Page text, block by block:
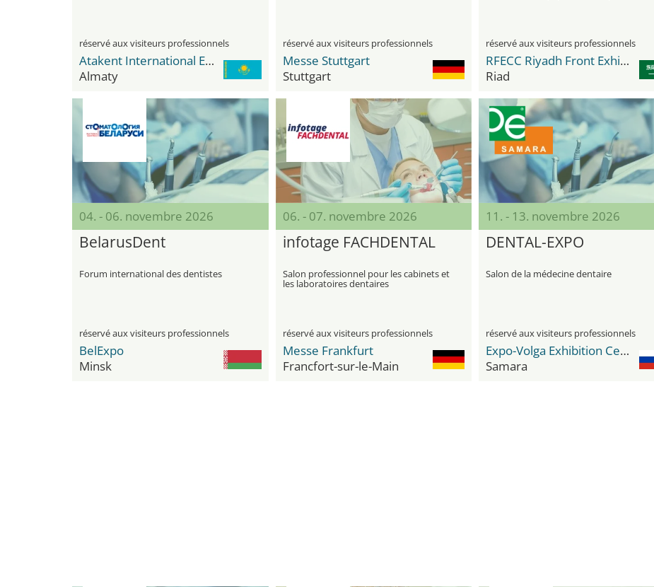
réservé aux visiteurs professionnels
Atakent International Exhibition Centre
Almaty
réservé aux visiteurs professionnels
Messe Stuttgart
Stuttgart
laboratoire et des diagnostics
réservé aux visiteurs professionnels
RFECC Riyadh Front Exhibition & Conference Center
Riad
04. - 06. novembre 2026
BelarusDent
Forum international des dentistes
réservé aux visiteurs professionnels
BelExpo
Minsk
06. - 07. novembre 2026
infotage FACHDENTAL
Salon professionnel pour les cabinets et
les laboratoires dentaires
réservé aux visiteurs professionnels
Messe Frankfurt
Francfort-sur-le-Main
11. - 13. novembre 2026
DENTAL-EXPO
Salon de la médecine dentaire
réservé aux visiteurs professionnels
Expo-Volga Exhibition Center
Samara